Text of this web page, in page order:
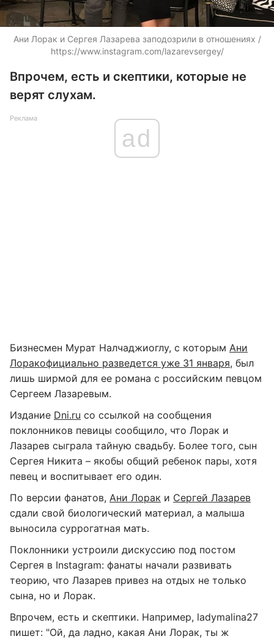
Ани Лорак и Сергея Лазарева заподозрили в отношениях /
https://www.instagram.com/lazarevsergey/
Впрочем, есть и скептики, которые не
верят слухам.
Реклама
ad
Бизнесмен Мурат Налчаджиоглу, с которым Ани
Лоракофициально разведется уже 31 января, был
лишь ширмой для ее романа с российским певцом
Сергеем Лазаревым.
Издание Dni.ru со ссылкой на сообщения
поклонников певицы сообщило, что Лорак и
Лазарев сыграла тайную свадьбу. Более того, сын
Сергея Никита – якобы общий ребенок пары, хотя
певец и воспитывает его один.
По версии фанатов, Ани Лорак и Сергей Лазарев
сдали свой биологический материал, а малыша
выносила суррогатная мать.
Поклонники устроили дискуссию под постом
Сергея в Instagram: фанаты начали развивать
теорию, что Лазарев привез на отдых не только
сына, но и Лорак.
Впрочем, есть и скептики. Например, ladymalina27
пишет: "Ой, да ладно, какая Ани Лорак, ты ж